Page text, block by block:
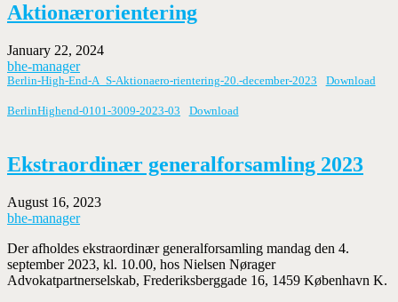
Aktionærorientering
January 22, 2024
bhe-manager
Berlin-High-End-A_S-Aktionaero-rientering-20.-december-2023 Download
BerlinHighend-0101-3009-2023-03 Download
Ekstraordinær generalforsamling 2023
August 16, 2023
bhe-manager
Der afholdes ekstraordinær generalforsamling mandag den 4.
september 2023, kl. 10.00, hos Nielsen Nørager
Advokatpartnerselskab, Frederiksberggade 16, 1459 København K.